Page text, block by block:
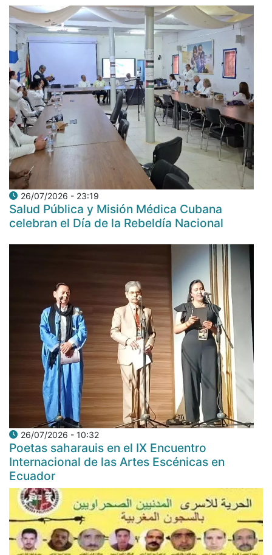
26/07/2026 - 23:19
Salud Pública y Misión Médica Cubana
celebran el Día de la Rebeldía Nacional
26/07/2026 - 10:32
Poetas saharauis en el IX Encuentro
Internacional de las Artes Escénicas en
Ecuador